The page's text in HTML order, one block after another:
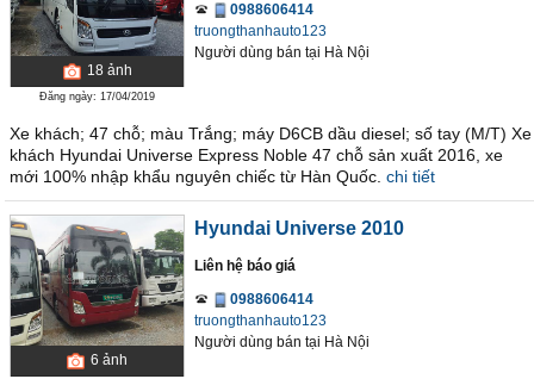
18ảnh
Đăng ngày: 17/04/2019
0988606414
truongthanhauto123
Người dùng bán tại Hà Nội
Xe khách; 47 chỗ; màu Trắng; máy D6CB dầu diesel; số tay (M/T) Xe
khách Hyundai Universe Express Noble 47 chỗ sản xuất 2016, xe
mới 100% nhập khẩu nguyên chiếc từ Hàn Quốc. chi tiết
6 ảnh
Hyundai Universe 2010
Liên hệ báo giá
0988606414
truongthanhauto123
Người dùng bán tại Hà Nội